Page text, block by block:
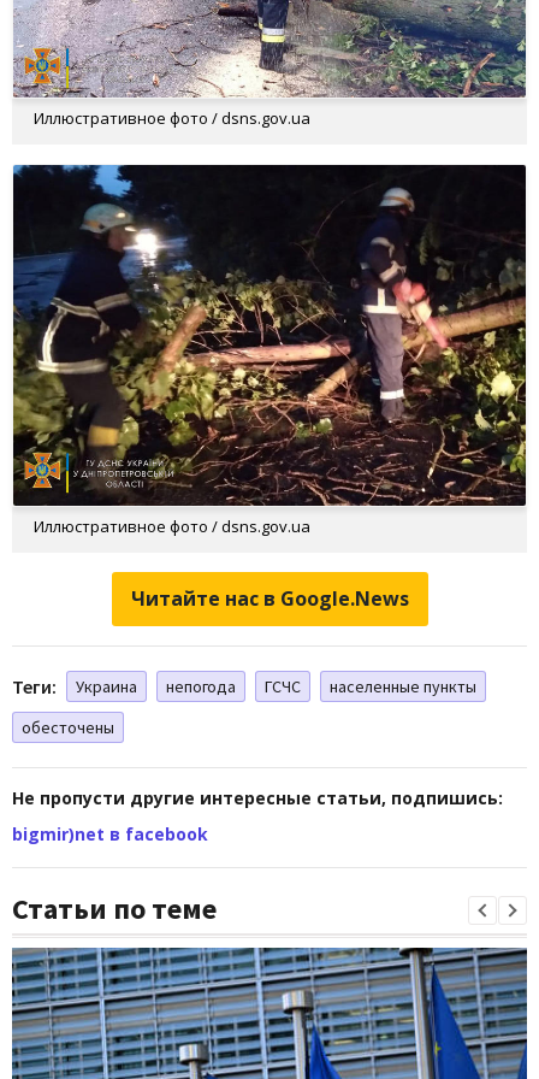
Иллюстративное фото / dsns.gov.ua
Иллюстративное фото / dsns.gov.ua
Читайте нас в Google.News
Теги: Украина непогода ГСЧС
населенные пункты
обесточены
Не пропусти другие интересные статьи, подпишись:
bigmir)net в facebook
Статьи по теме